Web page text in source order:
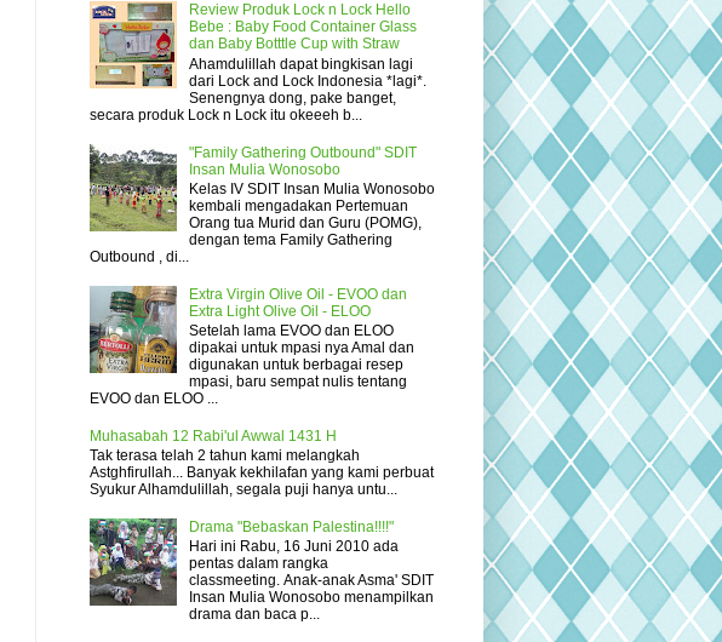
Review Produk Lock n Lock Hello
Bebe : Baby Food Container Glass
dan Baby Botttle Cup with Straw
Ahamdulillah dapat bingkisan lagi
dari Lock and Lock Indonesia *lagi*.
Senengnya dong, pake banget,
secara produk Lock n Lock itu okeeeh b...
"Family Gathering Outbound" SDIT
Insan Mulia Wonosobo
Kelas IV SDIT Insan Mulia Wonosobo
kembali mengadakan Pertemuan
Orang tua Murid dan Guru (POMG),
dengan tema Family Gathering
Outbound , di...
Extra Virgin Olive Oil - EVOO dan
Extra Light Olive Oil - ELOO
Setelah lama EVOO dan ELOO
dipakai untuk mpasi nya Amal dan
digunakan untuk berbagai resep
mpasi, baru sempat nulis tentang
EVOO dan ELOO ...
Muhasabah 12 Rabi'ul Awwal 1431 H
Tak terasa telah 2 tahun kami melangkah
Astghfirullah... Banyak kekhilafan yang kami perbuat
Syukur Alhamdulillah, segala puji hanya untu...
Drama "Bebaskan Palestina!!!!"
Hari ini Rabu, 16 Juni 2010 ada
pentas dalam rangka
classmeeting. Anak-anak Asma' SDIT
Insan Mulia Wonosobo menampilkan
drama dan baca p...